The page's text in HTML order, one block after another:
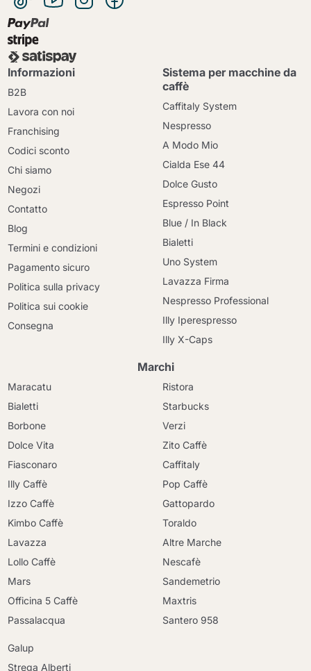
Informazioni
B2B
Lavora con noi
Franchising
Codici sconto
Chi siamo
Negozi
Contatto
Blog
Termini e condizioni
Pagamento sicuro
Politica sulla privacy
Politica sui cookie
Consegna
Sistema per macchine da
caffè
Caffitaly System
Nespresso
A Modo Mio
Cialda Ese 44
Dolce Gusto
Espresso Point
Blue / In Black
Bialetti
Uno System
Lavazza Firma
Nespresso Professional
Illy Iperespresso
Illy X-Caps
Marchi
Maracatu
Bialetti
Borbone
Dolce Vita
Fiasconaro
Illy Caffè
Izzo Caffè
Kimbo Caffè
Lavazza
Lollo Caffè
Mars
Officina 5 Caffè
Passalacqua
Ristora
Starbucks
Verzi
Zito Caffè
Caffitaly
Pop Caffè
Gattopardo
Toraldo
Altre Marche
Nescafè
Sandemetrio
Maxtris
Santero 958
Galup
Strega Alberti